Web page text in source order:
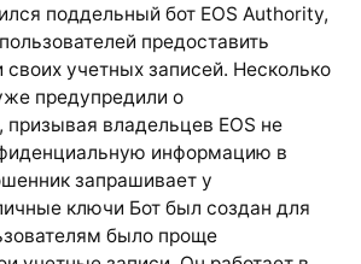
поддельный бот EOS Authority,
предоставить
учетных записей. Несколько
предупредили о
владельцев EOS не
информацию в
запрашивает у
ключи Бот был создан для
было проще